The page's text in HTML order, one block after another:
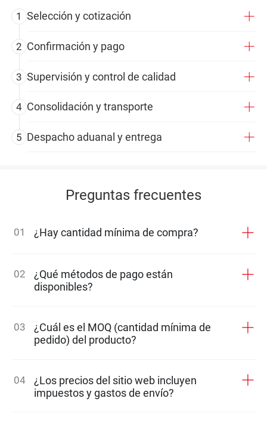
1 Selección y cotización
2 Confirmación y pago
3 Supervisión y control de calidad
4 Consolidación y transporte
5 Despacho aduanal y entrega
Preguntas frecuentes
01 ¿Hay cantidad mínima de compra?
02
¿Qué métodos de pago están
disponibles?
03
¿Cuál es el MOQ (cantidad mínima de
pedido) del producto?
04
¿Los precios del sitio web incluyen
impuestos y gastos de envío?